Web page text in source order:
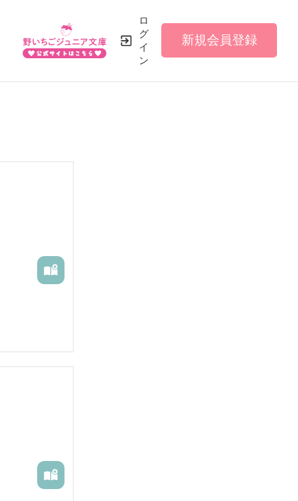
ロ
グ
イ
ン
新規会員登録